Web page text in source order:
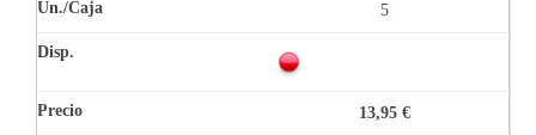
5
13,95 €